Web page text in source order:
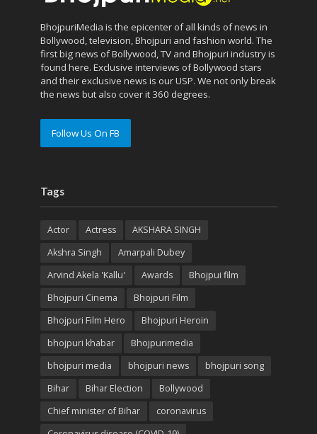
BhojpuriMedia is the epicenter of all kinds of news in
Bollywood, television, Bhojpuri and fashion world. The
first big news of Bollywood, TV and Bhojpuri industry is
found here. Exclusive interviews of Bollywood stars
and their exclusive news is our USP. We not only break
the news but also cover it 360 degrees.
Follow Us On FB
Tags
Actor Actress
AKSHARA SINGH
Akshra Singh
Amarpali Dubey
Arvind Akela 'Kallu'
Awards
Bhojpui film
Bhojpuri Cinema
Bhojpuri Film
Bhojpuri Film Hero
Bhojpuri Heroin
bhojpuri khabar
Bhojpurimedia
bhojpuri media
bhojpuri news
bhojpuri song
Bihar
Bihar Election
Bollywood
Chief minister of Bihar
coronavirus